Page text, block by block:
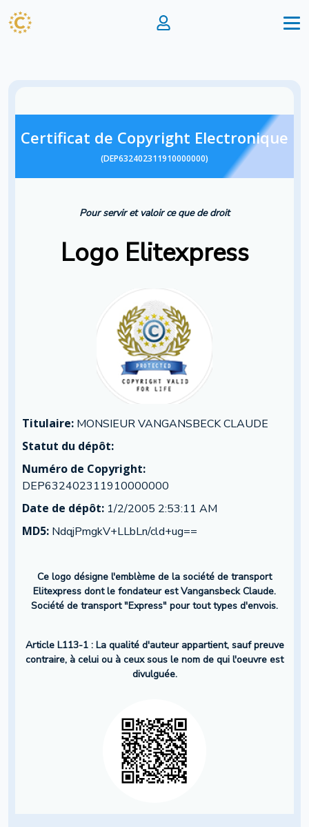
Certificat de Copyright Electronique
(DEP632402311910000000)
Pour servir et valoir ce que de droit
Logo Elitexpress
Titulaire: MONSIEUR VANGANSBECK CLAUDE
Statut du dépôt:
Numéro de Copyright:
DEP632402311910000000
Date de dépôt: 1/2/2005 2:53:11 AM
MD5: NdqjPmgkV+LLbLn/cld+ug==
Ce logo désigne l'emblème de la société de transport
Elitexpress dont le fondateur est Vangansbeck Claude.
Société de transport "Express" pour tout types d'envois.
Article L113-1 : La qualité d'auteur appartient, sauf preuve
contraire, à celui ou à ceux sous le nom de qui l'oeuvre est
divulguée.